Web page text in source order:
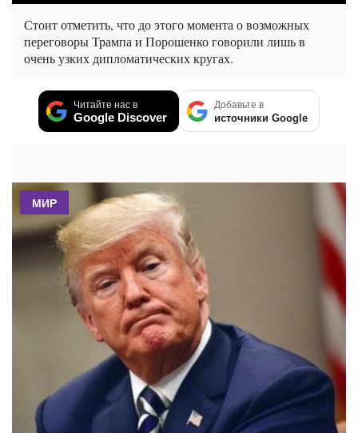
Стоит отметить, что до этого момента о возможных
переговоры Трампа и Порошенко говорили лишь в
очень узких дипломатических кругах.
Читайте нас в
Google Discover
Добавьте в
источники Google
МИР